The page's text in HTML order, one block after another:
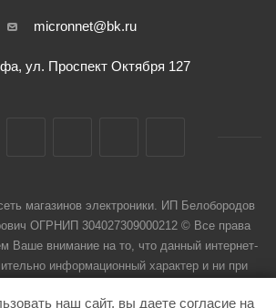
micronnet@bk.ru
ул. Проспект Октября 127
магазинов электроники. ИП Белобородов
ОГРНИП 304027309000212 © Все права
внимание на то, что данный интернет-
информационный характер и ни при
наш сайт, вы даете согласие на